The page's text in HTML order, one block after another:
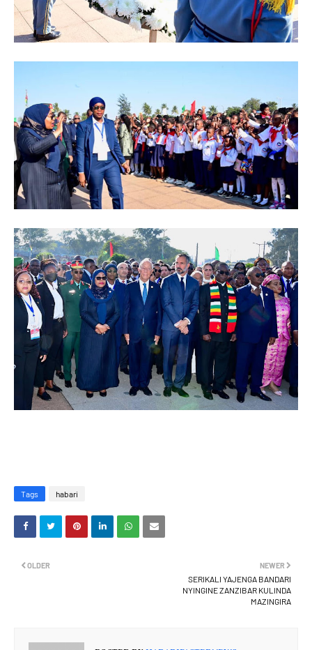
Tags habari
NEWER
SERIKALI YAJENGA BANDARI
NYINGINE ZANZIBAR KULINDA
MAZINGIRA
OLDER